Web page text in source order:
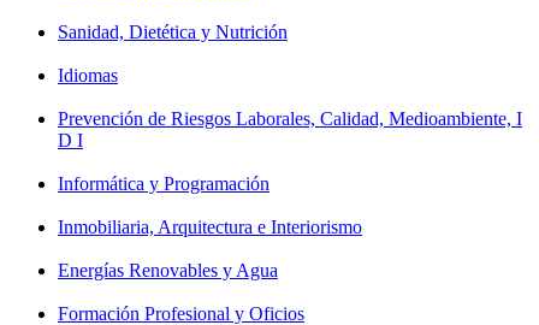
Sanidad, Dietética y Nutrición
Idiomas
Prevención de Riesgos Laborales, Calidad, Medioambiente, I
D I
Informática y Programación
Inmobiliaria, Arquitectura e Interiorismo
Energías Renovables y Agua
Formación Profesional y Oficios